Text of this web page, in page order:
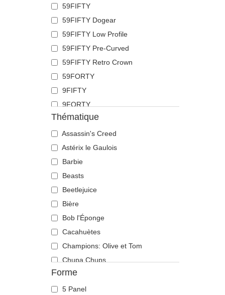
Coyote
Crabe
Crâne
Crocodile
Dauphin
Doberman
Dragon
Écureuil
Flamant
Fourmi
Guépard
Hibou
Hippopotame
Labrador retriever
Langouste
Lézard
Libellule
Licorne
Lion
Lionne
Loup
59FIFTY
59FIFTY Dogear
59FIFTY Low Profile
59FIFTY Pre-Curved
59FIFTY Retro Crown
59FORTY
9FIFTY
9FORTY
9FORTY APEX
9FORTY M-Crown
9SEVENTY
9TWENTY
A Frame
Casual Classic
E Frame
Open Back
Runner
The 90s
The Ball
The Retro
The Snap
Thématique
Assassin's Creed
Astérix le Gaulois
Barbie
Beasts
Beetlejuice
Bière
Bob l'Éponge
Cacahuètes
Champions: Olive et Tom
Chupa Chups
Cocktails
DC Comics
Forme
5 Panel